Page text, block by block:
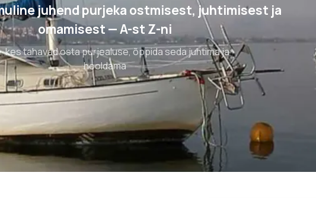
juhend purjeka ostmisest, juhtimisest ja
omamisest — A-st Z-ni
kes tahavad osta purjealuse, õppida seda juhtima ja
hooldama